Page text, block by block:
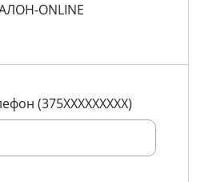
ONLINE
(375XXXXXXXXX)